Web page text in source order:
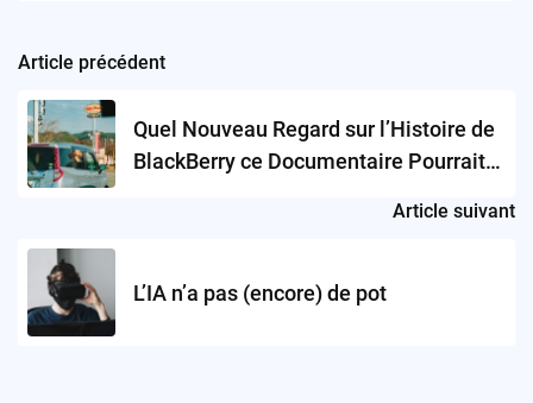
Post
navigation
Article précédent
Quel Nouveau Regard sur l’Histoire de
BlackBerry ce Documentaire Pourrait-il
Article suivant
L’IA n’a pas (encore) de pot